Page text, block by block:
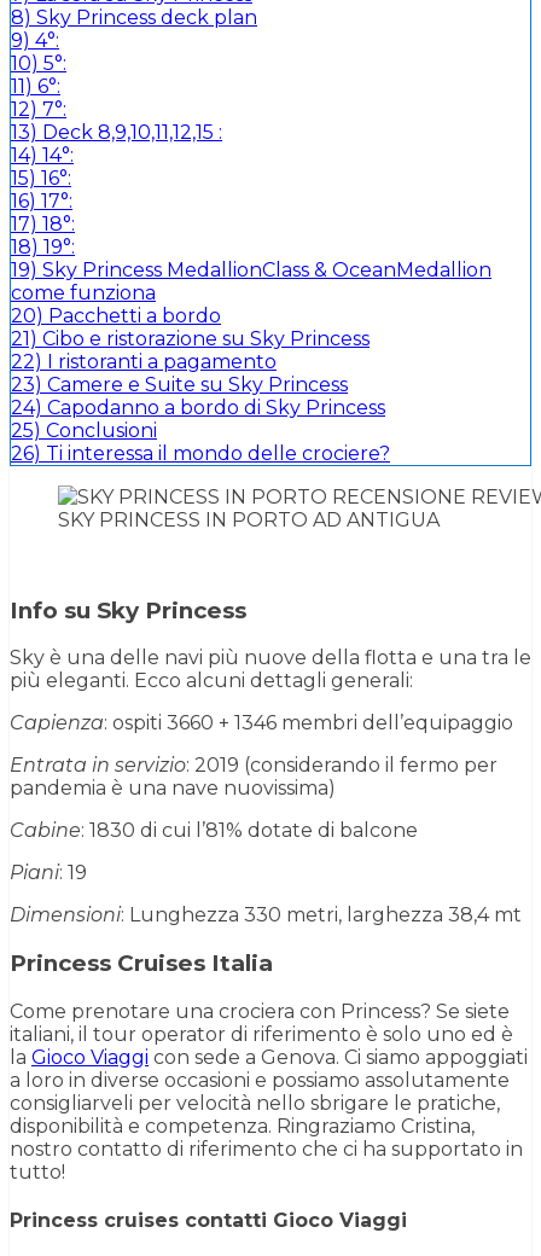
8) Sky Princess deck plan
9) 4°:
10) 5°:
11) 6°:
12) 7°:
13) Deck 8,9,10,11,12,15 :
14) 14°:
15) 16°:
16) 17°:
17) 18°:
18) 19°:
19) Sky Princess MedallionClass & OceanMedallion
come funziona
20) Pacchetti a bordo
21) Cibo e ristorazione su Sky Princess
22) I ristoranti a pagamento
23) Camere e Suite su Sky Princess
24) Capodanno a bordo di Sky Princess
25) Conclusioni
26) Ti interessa il mondo delle crociere?
SKY PRINCESS IN PORTO AD ANTIGUA
Info su Sky Princess
Sky è una delle navi più nuove della flotta e una tra le
più eleganti. Ecco alcuni dettagli generali:
Capienza: ospiti 3660 + 1346 membri dell’equipaggio
Entrata in servizio: 2019 (considerando il fermo per
pandemia è una nave nuovissima)
Cabine: 1830 di cui l’81% dotate di balcone
Piani: 19
Dimensioni: Lunghezza 330 metri, larghezza 38,4 mt
Princess Cruises Italia
Come prenotare una crociera con Princess? Se siete
italiani, il tour operator di riferimento è solo uno ed è
la Gioco Viaggi con sede a Genova. Ci siamo appoggiati
a loro in diverse occasioni e possiamo assolutamente
consigliarveli per velocità nello sbrigare le pratiche,
disponibilità e competenza. Ringraziamo Cristina,
nostro contatto di riferimento che ci ha supportato in
tutto!
Princess cruises contatti Gioco Viaggi